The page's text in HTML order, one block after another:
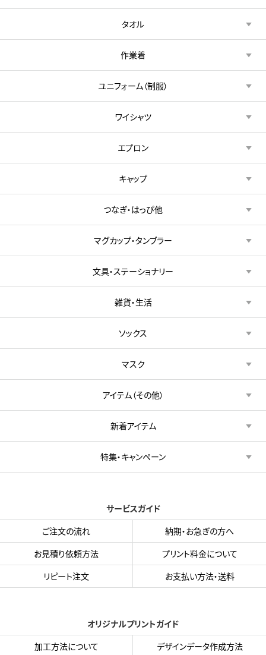
タオル
作業着
ユニフォーム（制服）
ワイシャツ
エプロン
キャップ
つなぎ・はっぴ他
マグカップ・タンブラー
文具・ステーショナリー
雑貨・生活
ソックス
マスク
アイテム（その他）
新着アイテム
特集・キャンペーン
サービスガイド
ご注文の流れ
納期・お急ぎの方へ
お見積り依頼方法
プリント料金について
リピート注文
お支払い方法・送料
オリジナルプリントガイド
加工方法について
デザインデータ作成方法